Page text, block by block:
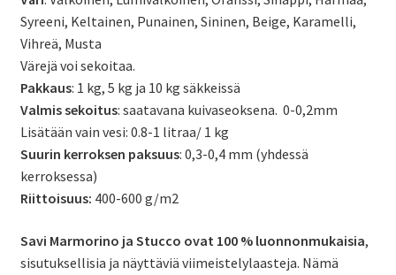
Syreeni, Keltainen, Punainen, Sininen, Beige, Karamelli,
Vihreä, Musta
Värejä voi sekoitaa.
Pakkaus: 1 kg, 5 kg ja 10 kg säkkeissä
Valmis sekoitus: saatavana kuivaseoksena. 0-0,2mm
Lisätään vain vesi: 0.8-1 litraa/ 1 kg
Suurin kerroksen paksuus: 0,3-0,4 mm (yhdessä
kerroksessa)
Riittoisuus: 400-600 g/m2
Savi Marmorino ja Stucco ovat 100 % luonnonmukaisia,
sisutuksellisia ja näyttäviä viimeistelylaasteja. Nämä